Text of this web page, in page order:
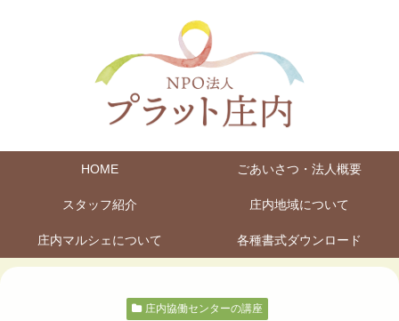
HOME ごあいさつ・法人概要
スタッフ紹介 庄内地域について
庄内マルシェについて 各種書式ダウンロード
庄内協働センターの講座